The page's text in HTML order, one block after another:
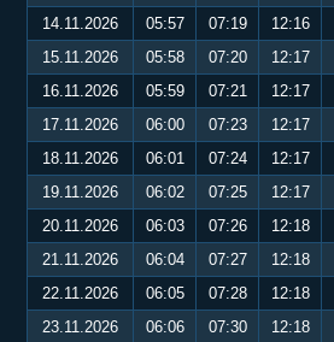
14.11.2026
05:57 07:19 12:16
15.11.2026
05:58 07:20 12:17
16.11.2026
05:59 07:21 12:17
17.11.2026
06:00 07:23 12:17
18.11.2026
06:01 07:24 12:17
19.11.2026
06:02 07:25 12:17
20.11.2026
06:03 07:26 12:18
21.11.2026
06:04 07:27 12:18
22.11.2026
06:05 07:28 12:18
23.11.2026
06:06 07:30 12:18